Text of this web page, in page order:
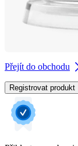
Přejít do obchodu
Registrovat produkt